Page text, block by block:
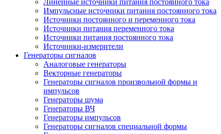
Импульсные источники питания постоянного тока
Источники постоянного и переменного тока
Источники питания переменного тока
Источники питания постоянного тока
Источники-измерители
Генераторы сигналов
Аналоговые генераторы
Векторные генераторы
Генераторы сигналов произвольной формы и
импульсов
Генераторы шума
Генераторы ВЧ
Генераторы импульсов
Генераторы сигналов специальной формы